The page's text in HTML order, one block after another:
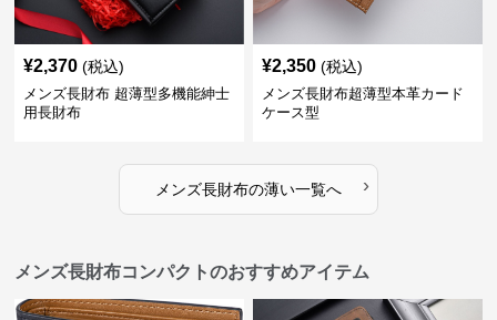
¥2,370 (税込)
メンズ長財布 超薄型多機能紳士
用長財布
¥2,350 (税込)
メンズ長財布超薄型本革カード
ケース型
メンズ長財布の薄い一覧へ ›
メンズ長財布コンパクトのおすすめアイテム